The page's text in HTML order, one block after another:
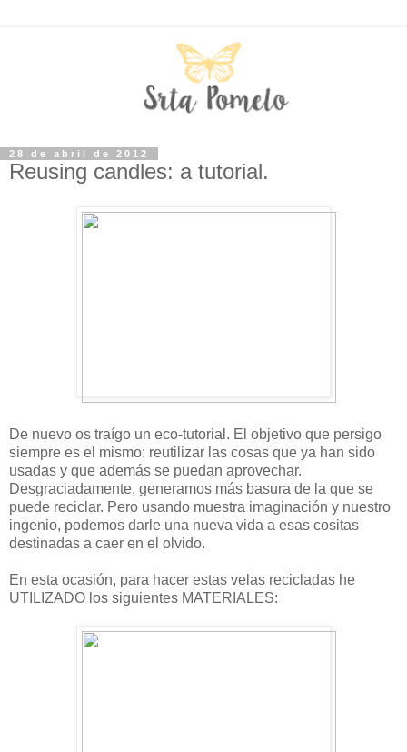
28 de abril de 2012
Reusing candles: a tutorial.
De nuevo os traígo un eco-tutorial. El objetivo que persigo
siempre es el mismo: reutilizar las cosas que ya han sido
usadas y que además se puedan aprovechar.
Desgraciadamente, generamos más basura de la que se
puede reciclar. Pero usando muestra imaginación y nuestro
ingenio, podemos darle una nueva vida a esas cositas
destinadas a caer en el olvido.
En esta ocasión, para hacer estas velas recicladas he
UTILIZADO los siguientes MATERIALES: